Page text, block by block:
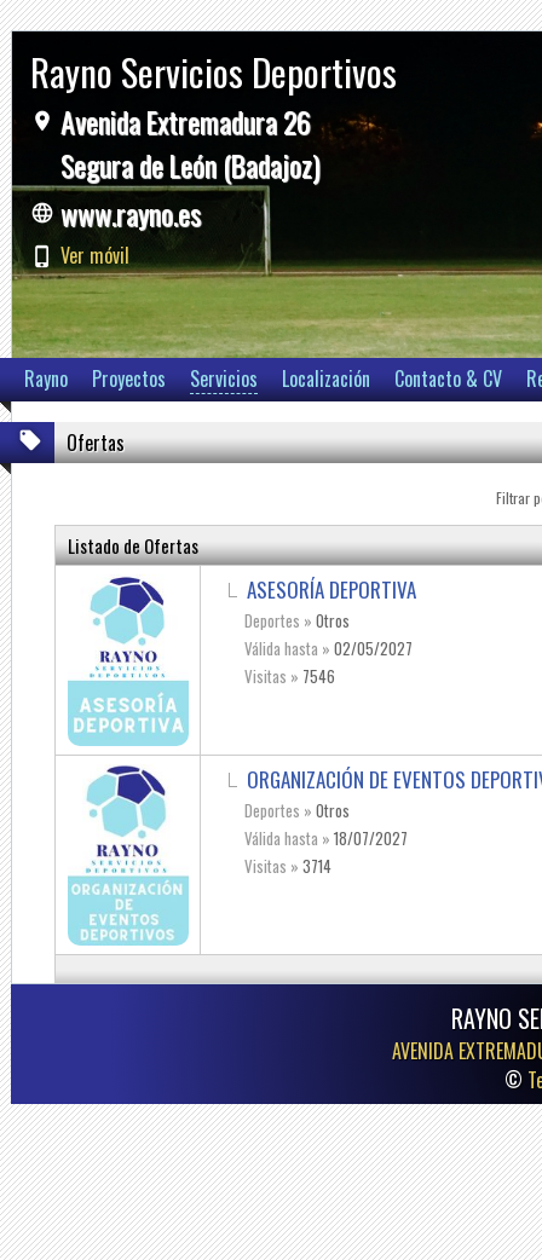
Rayno Servicios Deportivos
Avenida Extremadura 26
Segura de León (Badajoz)
www.rayno.es
Ver móvil
Rayno Proyectos Servicios Localización Contacto & CV
Ofertas
Filtrar
Listado de Ofertas
ASESORÍA DEPORTIVA
Deportes » Otros
Válida hasta » 02/05/2027
Visitas » 7546
ORGANIZACIÓN DE EVENTOS
Deportes » Otros
Válida hasta » 18/07/2027
Visitas » 3714
RAYNO
AVENIDA
©